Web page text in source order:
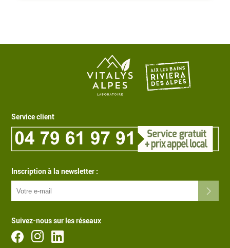
Inscription à la newsletter :
Service client
Suivez-nous sur les réseaux